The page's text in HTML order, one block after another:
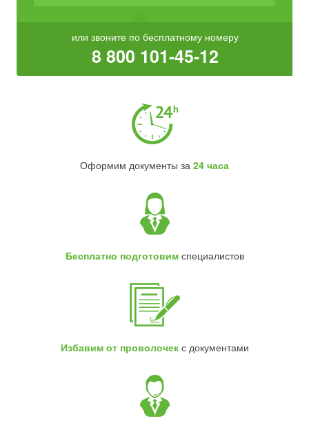
или звоните по бесплатному номеру
8 800 101-45-12
Оформим документы за 24 часа
Бесплатно подготовимспециалистов
Избавим от проволочекс документами